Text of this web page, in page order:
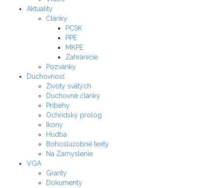
Aktuality
Články
PCSK
PPE
MKPE
Zahraničie
Pozvánky
Duchovnosť
Životy svätých
Duchovné články
Príbehy
Ochridský prológ
Ikony
Hudba
Bohoslužobné texty
Na Zamyslenie
VGA
Granty
Dokumenty